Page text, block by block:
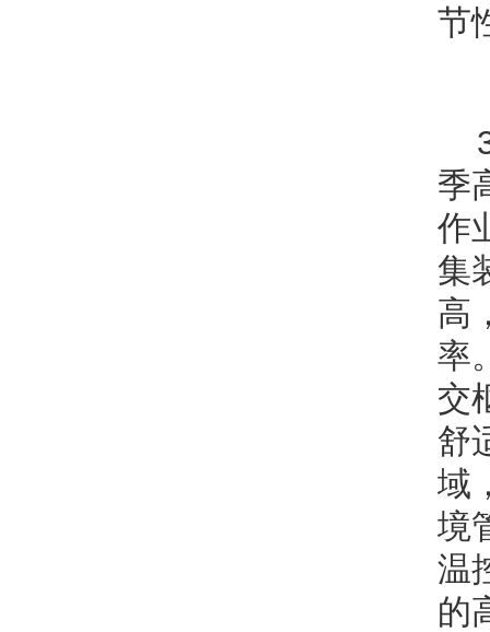
节
季
作
集
高
率
交
舒
域
境
温
的